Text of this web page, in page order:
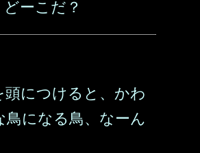
ーこだ？
頭につけると、かわ
鳥になる鳥、なーん